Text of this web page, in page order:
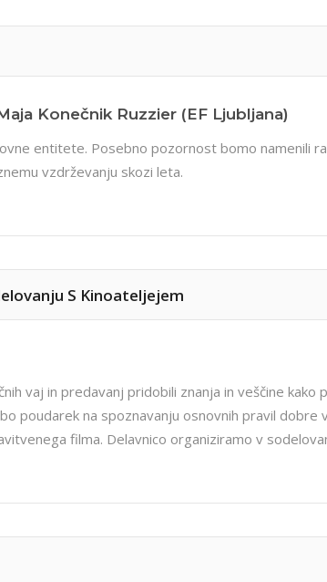
Konečnik Ruzzier (EF Ljubljana)
entitete. Posebno pozornost bomo namenili
vzdrževanju skozi leta.
S Kinoateljejem
vaj in predavanj pridobili znanja in veščine kako
poudarek na spoznavanju osnovnih pravil dobre
filma. Delavnico organiziramo v